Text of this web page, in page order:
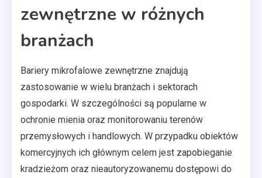
zewnętrzne w różnych
branżach
Bariery mikrofalowe zewnętrzne znajdują
zastosowanie w wielu branżach i sektorach
gospodarki. W szczególności są popularne w
ochronie mienia oraz monitorowaniu terenów
przemysłowych i handlowych. W przypadku obiektów
komercyjnych ich głównym celem jest zapobieganie
kradzieżom oraz nieautoryzowanemu dostępowi do